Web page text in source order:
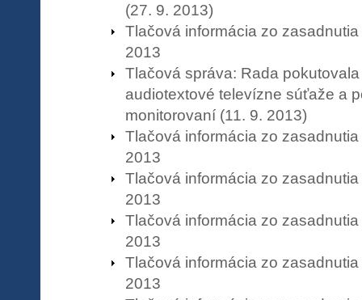
(27. 9. 2013)
Tlačová informácia zo
2013
Tlačová správa: Rada
audiotextové televízne súťaže a
monitorovaní (11. 9. 2013)
Tlačová informácia zo
2013
Tlačová informácia zo
2013
Tlačová informácia zo
2013
Tlačová informácia zo
2013